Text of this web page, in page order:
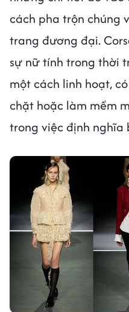
cách pha trộn chúng
trang đương đại.
sự nữ tính trong thời
một cách linh hoạt,
chặt hoặc làm mềm
trong việc định